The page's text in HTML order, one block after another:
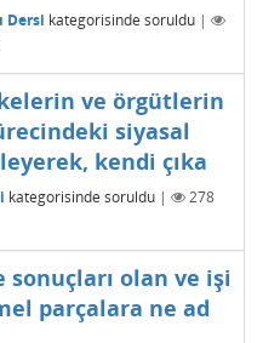
Dersi kategorisinde soruldu |
ve örgütlerin
siyasal
kendi çıka
kategorisinde soruldu |
278
sonuçları olan ve işi
parçalara ne ad